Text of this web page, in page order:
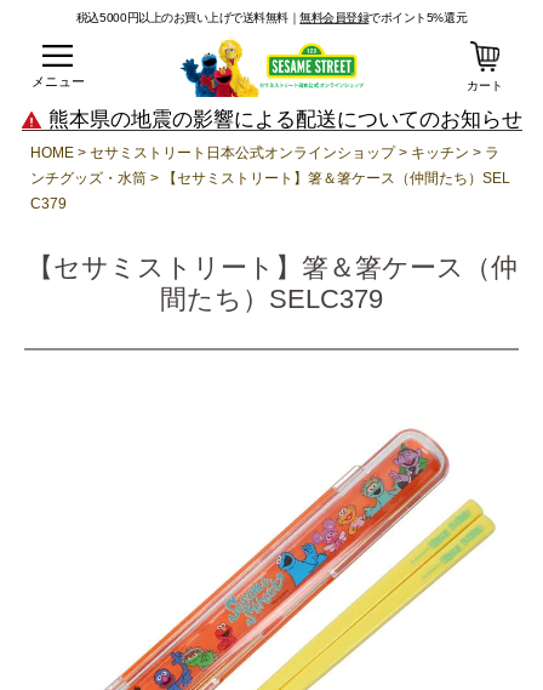
税込5000円以上のお買い上げで送料無料｜無料会員登録でポイント5%還元
メニュー カート
熊本県の地震の影響による配送についてのお知らせ
HOME セサミストリート日本公式オンラインショップ キッチン
ラ
ンチグッズ・水筒
【セサミストリート】箸＆箸ケース（仲間たち）SEL
C379
【セサミストリート】箸＆箸ケース（仲
間たち）SELC379